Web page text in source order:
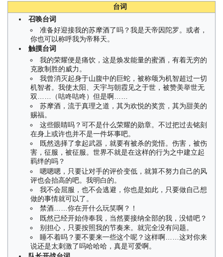
台词
召唤台词
准备好迎接我的苏摩酒了吗？我是天帝因陀罗。或者，
你也可以称呼我为帝释天。
触摸台词
我的荣耀便是痛饮，这是焕发能量的蜜酒，有着无穷的
克敌制胜的威力。
我曾消灭起身于山腹中的巨蛇，被称颂为机智超过一切
机智者。我使太阳、天宇与朝霞见之于世，被赞美举世无
双……（咕咚咕咚）但是啊……
苏摩酒，流于真理之道，其为欢悦的奖赏，其为甜美的
赐福。
这些眼睛吗？可不是什么荣耀的勋章。不过把过去铭刻
在身上或许也并不是一件坏事吧。
既然选择了拿起武器，就要有被杀的觉悟。伤害，被伤
害，征服，被征服。世界不就是在这样的行为之中建立起
羁绊的吗？
嗯嗯嗯，只要让对手的评价变低，就算不努力自己的风
评也会抬高的吧。我明白的。
我不会屈服，也不会逃避，你也是如此，只要做自己想
做的事情就可以了。
禁酒……你在开什么玩笑啊？！
既然已经开始侍奉我，当然要接纳全部的我，没错吧？
别担心，只要按照我的节奏来。就完全没有问题。
睡不着吗？要不要来一些这个呢？这样啊……这对你来
说还是太刺激了吗哈哈哈，真是可爱啊。